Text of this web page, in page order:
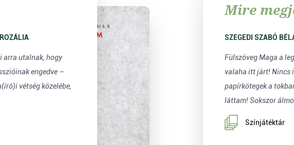
arra utalnak, hogy
engedve –
vétség közelébe,
Mire
SZEGEDI SZABÓ
Fülszöveg Maga a
valaha itt járt! Nincs
papírkötegek a
láttam! Sokszor
Színjátéktár